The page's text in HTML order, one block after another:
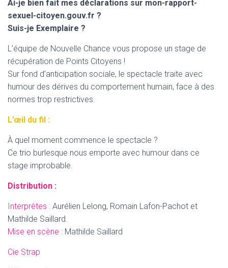
Ai-je bien fait mes déclarations sur mon-rapport-
sexuel-citoyen.gouv.fr ?
Suis-je Exemplaire ?
L’équipe de Nouvelle Chance vous propose un stage de
récupération de Points Citoyens !
Sur fond d’anticipation sociale, le spectacle traite avec
humour des dérives du comportement humain, face à des
normes trop restrictives.
L’œil du fil :
À quel moment commence le spectacle ?
Ce trio burlesque nous emporte avec humour dans ce
stage improbable.
Distribution :
Interprètes : Aurélien Lelong, Romain Lafon-Pachot et
Mathilde Saillard.
Mise en scène : Mathilde Saillard
Cie Strap